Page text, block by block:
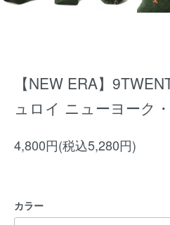
【NEW ERA】
ュロイ ニューヨーク
4,800円(税込5,280円)
カラー